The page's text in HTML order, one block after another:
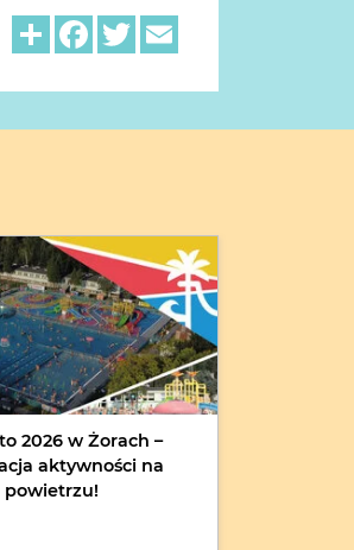
ShareFacebook
Twitter
2026 w Żorach –
aktywności na
powietrzu!